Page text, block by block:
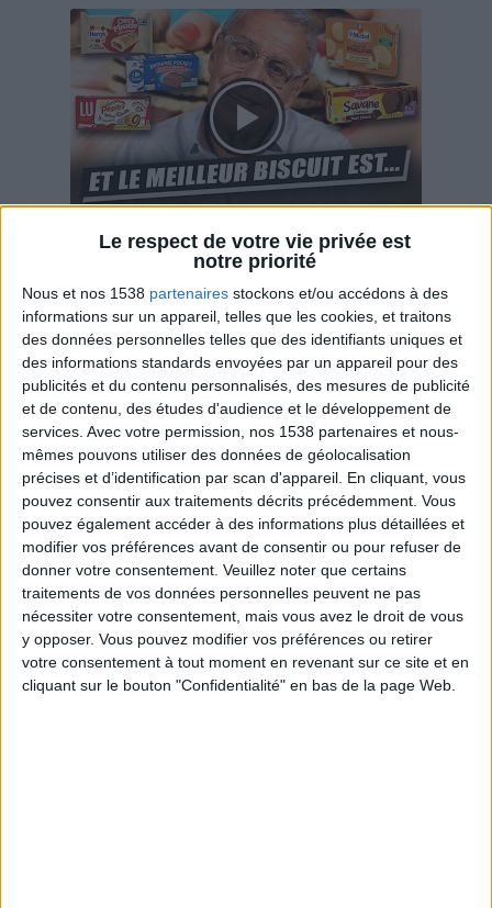
Le respect de votre vie privée est
notre priorité
Nous et nos 1538 partenaires stockons et/ou accédons à des
informations sur un appareil, telles que les cookies, et traitons
des données personnelles telles que des identifiants uniques et
des informations standards envoyées par un appareil pour des
publicités et du contenu personnalisés, des mesures de publicité
et de contenu, des études d'audience et le développement de
services. Avec votre permission, nos 1538 partenaires et nous-
mêmes pouvons utiliser des données de géolocalisation
précises et d’identification par scan d'appareil. En cliquant, vous
pouvez consentir aux traitements décrits précédemment. Vous
pouvez également accéder à des informations plus détaillées et
modifier vos préférences avant de consentir ou pour refuser de
donner votre consentement. Veuillez noter que certains
traitements de vos données personnelles peuvent ne pas
nécessiter votre consentement, mais vous avez le droit de vous
y opposer. Vous pouvez modifier vos préférences ou retirer
votre consentement à tout moment en revenant sur ce site et en
cliquant sur le bouton "Confidentialité" en bas de la page Web.
Savane, LU, Pepito, Harrys... Que valent vraiment
ces gâteaux ?
Webinaires en direct Voir tout
Peut-on remplacer la viande par des féculents ?
Consultation diététique du 05/08/2026